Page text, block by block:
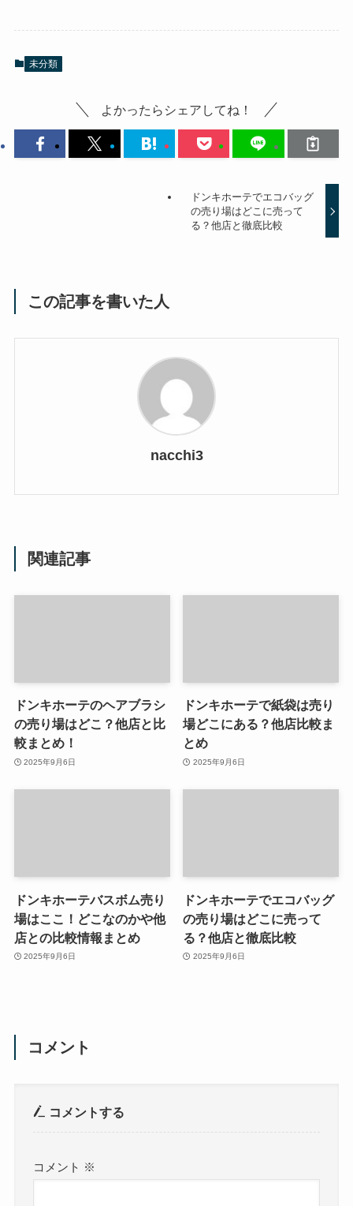
未分類
よかったらシェアしてね！
ドンキホーテでエコバッグ
の売り場はどこに売って
る？他店と徹底比較
この記事を書いた人
nacchi3
関連記事
ドンキホーテのヘアブラシ
の売り場はどこ？他店と比
較まとめ！
2025年9月6日
ドンキホーテで紙袋は売り
場どこにある？他店比較ま
とめ
2025年9月6日
ドンキホーテバスボム売り
場はここ！どこなのかや他
店との比較情報まとめ
2025年9月6日
ドンキホーテでエコバッグ
の売り場はどこに売って
る？他店と徹底比較
2025年9月6日
コメント
コメントする
コメント ※